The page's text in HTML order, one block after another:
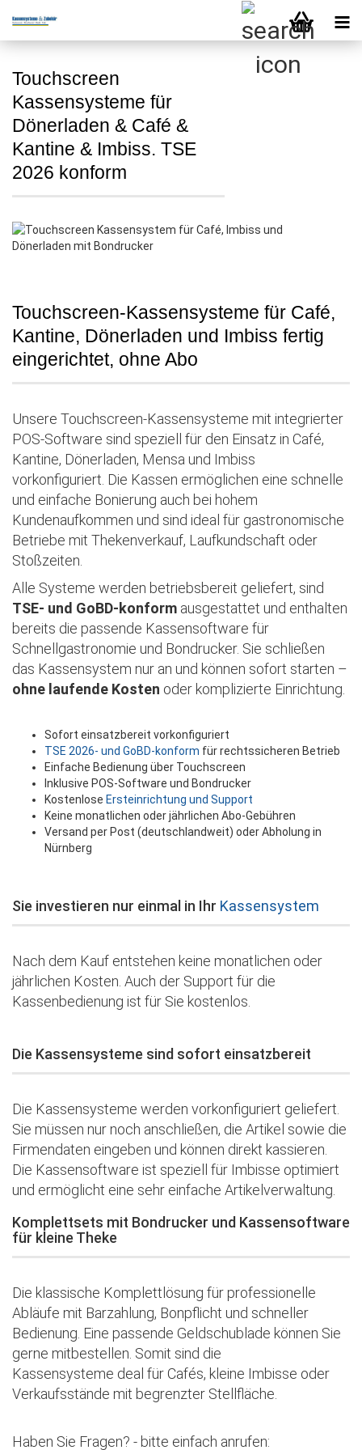
Touchscreen
Kassensysteme für
Dönerladen & Café &
Kantine & Imbiss. TSE
2026 konform
Touchscreen-Kassensysteme für Café,
Kantine, Dönerladen und Imbiss fertig
eingerichtet, ohne Abo
Unsere Touchscreen-Kassensysteme mit integrierter
POS-Software sind speziell für den Einsatz in Café,
Kantine, Dönerladen, Mensa und Imbiss
vorkonfiguriert. Die Kassen ermöglichen eine schnelle
und einfache Bonierung auch bei hohem
Kundenaufkommen und sind ideal für gastronomische
Betriebe mit Thekenverkauf, Laufkundschaft oder
Stoßzeiten.
Alle Systeme werden betriebsbereit geliefert, sind
TSE- und GoBD-konform ausgestattet und enthalten
bereits die passende Kassensoftware für
Schnellgastronomie und Bondrucker. Sie schließen
das Kassensystem nur an und können sofort starten –
ohne laufende Kosten oder komplizierte Einrichtung.
Sofort einsatzbereit vorkonfiguriert
TSE 2026- und GoBD-konform für rechtssicheren Betrieb
Einfache Bedienung über Touchscreen
Inklusive POS-Software und Bondrucker
Kostenlose Ersteinrichtung und Support
Keine monatlichen oder jährlichen Abo-Gebühren
Versand per Post (deutschlandweit) oder Abholung in
Nürnberg
Sie investieren nur einmal in Ihr Kassensystem
Nach dem Kauf entstehen keine monatlichen oder
jährlichen Kosten. Auch der Support für die
Kassenbedienung ist für Sie kostenlos.
Die Kassensysteme sind sofort einsatzbereit
Die Kassensysteme werden vorkonfiguriert geliefert.
Sie müssen nur noch anschließen, die Artikel sowie die
Firmendaten eingeben und können direkt kassieren.
Die Kassensoftware ist speziell für Imbisse optimiert
und ermöglicht eine sehr einfache Artikelverwaltung.
Komplettsets mit Bondrucker und Kassensoftware
für kleine Theke
Die klassische Komplettlösung für professionelle
Abläufe mit Barzahlung, Bonpflicht und schneller
Bedienung. Eine passende Geldschublade können Sie
gerne mitbestellen. Somit sind die
Kassensysteme deal für Cafés, kleine Imbisse oder
Verkaufsstände mit begrenzter Stellfläche.
Haben Sie Fragen? - bitte einfach anrufen: